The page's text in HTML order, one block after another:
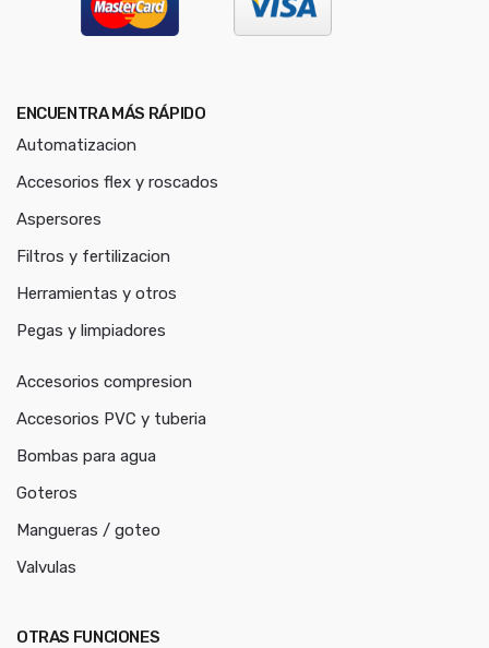
ENCUENTRA MÁS RÁPIDO
Automatizacion
Accesorios flex y roscados
Aspersores
Filtros y fertilizacion
Herramientas y otros
Pegas y limpiadores
Accesorios compresion
Accesorios PVC y tuberia
Bombas para agua
Goteros
Mangueras / goteo
Valvulas
OTRAS FUNCIONES